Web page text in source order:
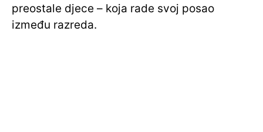
preostale djece – koja rade svoj posao
između razreda.